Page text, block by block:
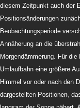
diesem Zeitpunkt auch der
Positionsänderungen
Beobachtungsperiode
Annäherung an die
Morgendämmerung. Für
Umlaufbahn eine größere
Himmel vor oder nach den
dargestellten Positionen,